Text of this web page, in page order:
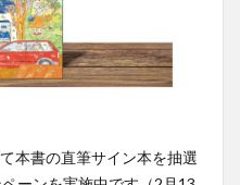
本書の直筆サイン本を抽選